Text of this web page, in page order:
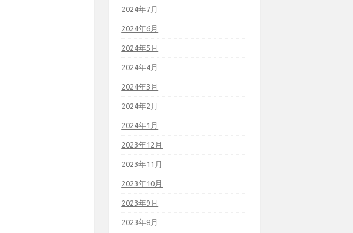
2024年7月
2024年6月
2024年5月
2024年4月
2024年3月
2024年2月
2024年1月
2023年12月
2023年11月
2023年10月
2023年9月
2023年8月